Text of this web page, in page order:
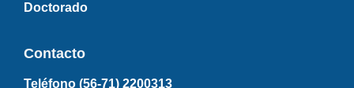
Doctorado
Contacto
Teléfono (56-71) 2200313